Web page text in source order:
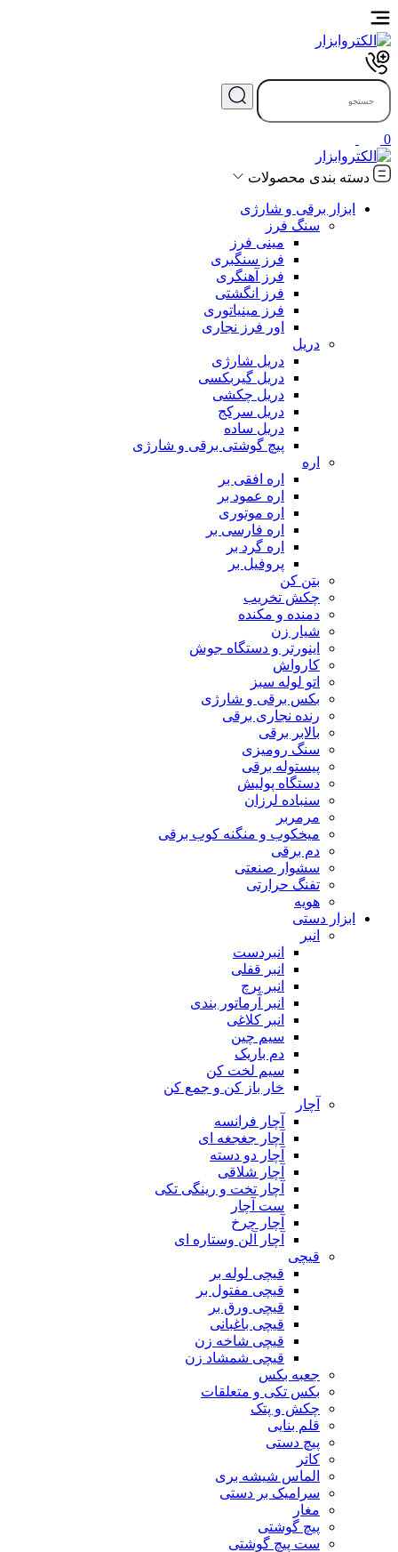
0
دسته بندی محصولات
ابزار برقی و شارژی
سنگ فرز
مینی فرز
فرز سنگبری
فرز آهنگری
فرز انگشتی
فرز مینیاتوری
اور فرز نجاری
دریل
دریل شارژی
دریل گیربکسی
دریل چکشی
دریل سرکج
دریل ساده
پیچ گوشتی برقی و شارژی
اره
اره افقی بر
اره عمود بر
اره موتوری
اره فارسی بر
اره گرد بر
پروفیل بر
بتن کن
چکش تخریب
دمنده و مکنده
شیار زن
اینورتر و دستگاه جوش
کارواش
اتو لوله سبز
بکس برقی و شارژی
رنده نجاری برقی
بالابر برقی
سنگ رومیزی
پیستوله برقی
دستگاه پولیش
سنباده لرزان
مرمربر
میخکوب و منگنه کوب برقی
دم برقی
سشوار صنعتی
تفنگ حرارتی
هویه
ابزار دستی
انبر
انبردست
انبر قفلی
انبر پرچ
انبر آرماتور بندی
انبر کلاغی
سیم چین
دم باریک
سیم لخت کن
خار باز کن و جمع کن
آچار
آچار فرانسه
آچار جغجغه ای
آچار دو دسته
آچار شلاقی
آچار تخت و رینگی تکی
ست آچار
آچار چرخ
آچار آلن وستاره ای
قیچی
قیچی لوله بر
قیچی مفتول بر
قیچی ورق بر
قیچی باغبانی
قیچی شاخه زن
قیچی شمشاد زن
جعبه بکس
بکس تکی و متعلقات
چکش و پتک
قلم بنایی
پیچ دستی
کاتر
الماس شیشه بری
سرامیک بر دستی
مغار
پیچ گوشتی
ست پیچ گوشتی